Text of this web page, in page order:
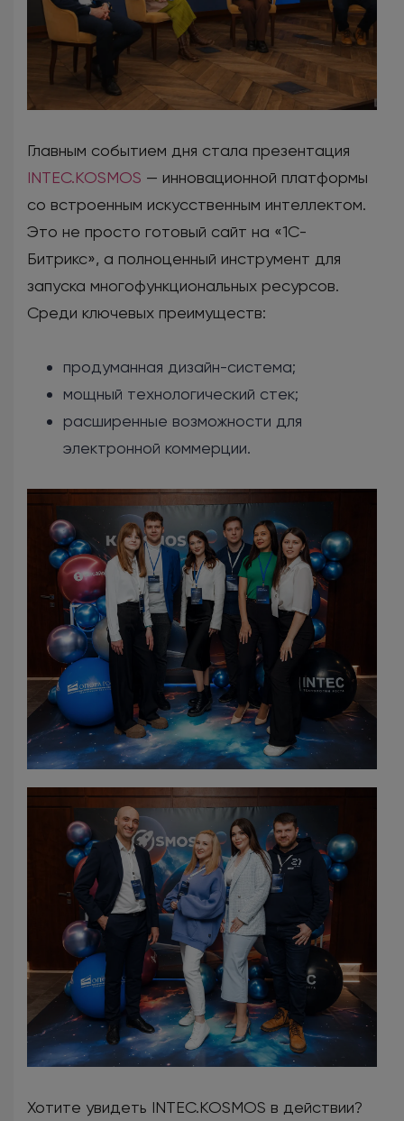
Главным событием дня стала презентация
INTEC.KOSMOS — инновационной платформы
со встроенным искусственным интеллектом.
Это не просто готовый сайт на «1С-
Битрикс», а полноценный инструмент для
запуска многофункциональных ресурсов.
Среди ключевых преимуществ:
продуманная дизайн-система;
мощный технологический стек;
расширенные возможности для
электронной коммерции.
Хотите увидеть INTEC.KOSMOS в действии?